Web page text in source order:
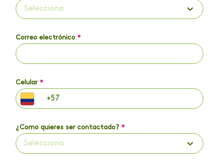
Selecciona
Correo electrónico *
Celular *
¿Como quieres ser contactado? *
Selecciona